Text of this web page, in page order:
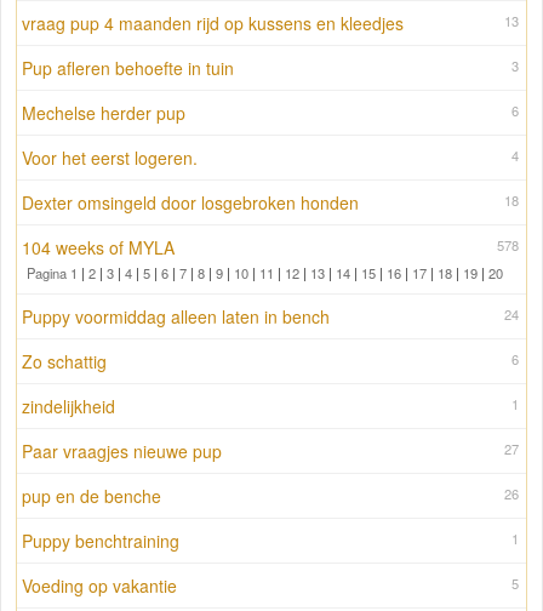
13
vraag pup 4 maanden rijd op kussens en kleedjes
3
Pup afleren behoefte in tuin
6
Mechelse herder pup
4
Voor het eerst logeren.
18
Dexter omsingeld door losgebroken honden
578
104 weeks of MYLA
Pagina 1 | 2 | 3 | 4 | 5 | 6 | 7 | 8 | 9 | 10 | 11 | 12 | 13 | 14 | 15 | 16 | 17 | 18 | 19 | 20
24
Puppy voormiddag alleen laten in bench
6
Zo schattig
1
zindelijkheid
27
Paar vraagjes nieuwe pup
26
pup en de benche
1
Puppy benchtraining
5
Voeding op vakantie